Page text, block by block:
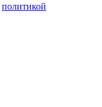
политикой